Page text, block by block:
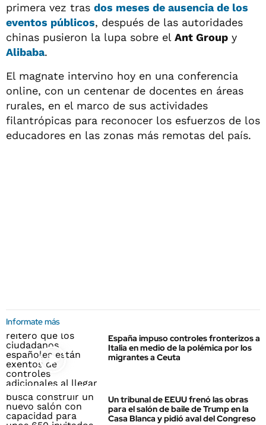
primera vez tras dos meses de ausencia de los
eventos públicos, después de las autoridades
chinas pusieron la lupa sobre el Ant Group y
Alibaba.
El magnate intervino hoy en una conferencia
online, con un centenar de docentes en áreas
rurales, en el marco de sus actividades
filantrópicas para reconocer los esfuerzos de los
educadores en las zonas más remotas del país.
Informate más
España impuso controles fronterizos a
Italia en medio de la polémica por los
migrantes a Ceuta
Un tribunal de EEUU frenó las obras
para el salón de baile de Trump en la
Casa Blanca y pidió aval del Congreso